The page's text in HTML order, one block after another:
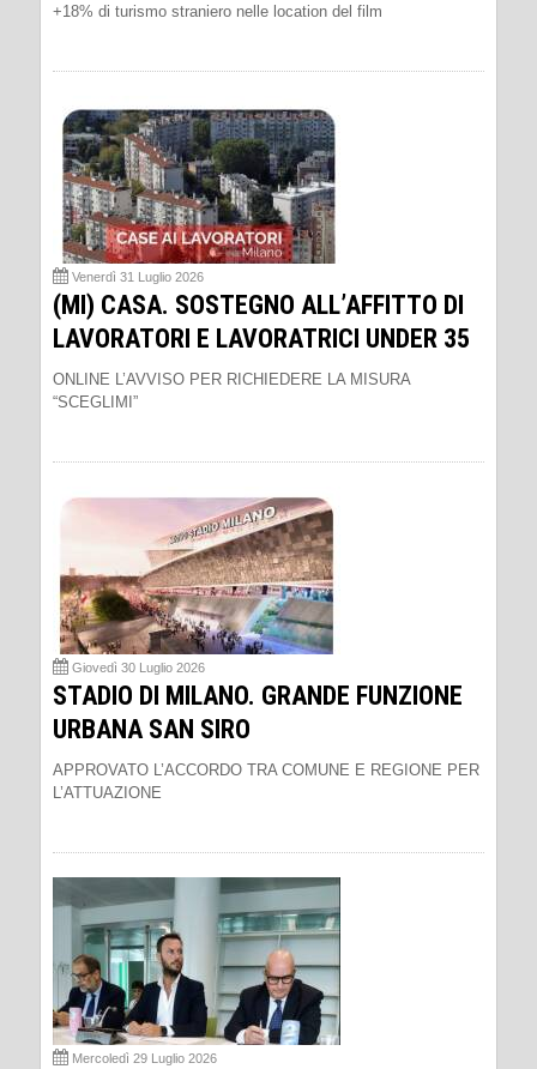
+18% di turismo straniero nelle location del film
Venerdì 31 Luglio 2026
(MI) CASA. SOSTEGNO ALL’AFFITTO DI
LAVORATORI E LAVORATRICI UNDER 35
ONLINE L’AVVISO PER RICHIEDERE LA MISURA
“SCEGLIMI”
Giovedì 30 Luglio 2026
STADIO DI MILANO. GRANDE FUNZIONE
URBANA SAN SIRO
APPROVATO L’ACCORDO TRA COMUNE E REGIONE PER
L’ATTUAZIONE
Mercoledì 29 Luglio 2026